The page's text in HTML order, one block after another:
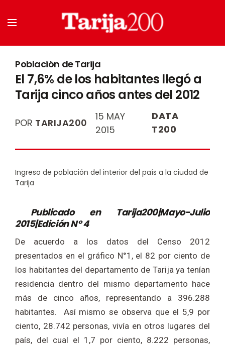
Población de Tarija
El 7,6% de los habitantes llegó a
Tarija cinco años antes del 2012
POR TARIJA200
15 MAY
2015
DATA
T200
Ingreso de población del interior del país a la ciudad de
Tarija
Publicado en Tarija200|Mayo-Julio
2015|Edición N° 4
De acuerdo a los datos del Censo 2012
presentados en el gráfico N°1, el 82 por ciento de
los habitantes del departamento de Tarija ya tenían
residencia dentro del mismo departamento hace
más de cinco años, representando a 396.288
habitantes. Así mismo se observa que el 5,9 por
ciento, 28.742 personas, vivía en otros lugares del
país, del cual el 1,7 por ciento, 8.222 personas,